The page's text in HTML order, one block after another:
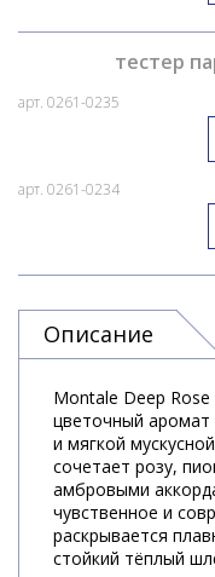
тестер
арт. 0261-0235
арт. 0261-0234
Описание
Montale Deep
цветочный аромат
и мягкой
сочетает розу,
амбровыми
чувственное и
раскрывается
стойкий тёплый